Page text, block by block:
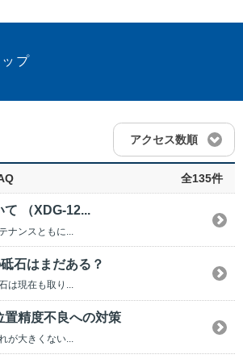
プ
アクセス数順
全135件
て （XDG-12...
ナンスともに...
石はまだある？
は現在も取り...
精度不良への対策
が大きくない...